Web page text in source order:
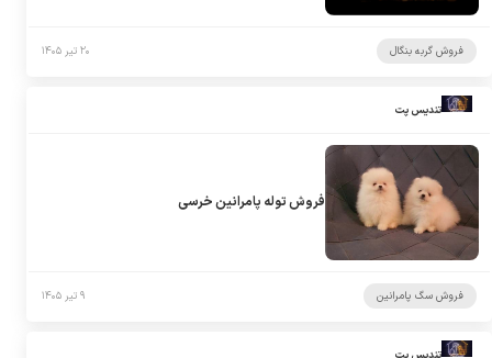
فروش گربه بنگال ۲۰ تیر ۱۴۰۵
تندیس پت
فروش توله پامرانین خرسی
فروش سگ پامرانین ۹ تیر ۱۴۰۵